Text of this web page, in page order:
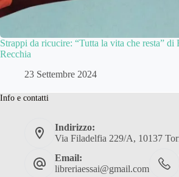
Strappi da ricucire: “Tutta la vita che resta” di
Recchia
23 Settembre 2024
Info e contatti
Indirizzo:
Via Filadelfia 229/A, 10137
Email:
libreriaessai@gmail.com